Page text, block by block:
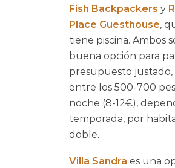
Fish Backpackers y
Place Guesthouse,
tiene piscina. Ambos
buena opción para
presupuesto
entre los 500-700
noche (8-12€),
temporada, por
doble.
Villa Sandra es una